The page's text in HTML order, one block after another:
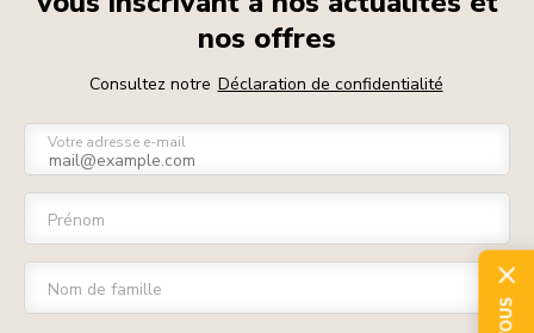
nos offres
Consultez notre Déclaration de confidentialité
Votre adresse e-mail
Prénom
Nom de famille